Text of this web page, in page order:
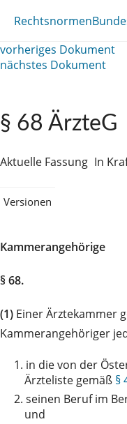
Rechtsnormen
vorheriges Dokument
nächstes Dokument
§ 68 ÄrzteG
Aktuelle Fassung In
Versionen
Kammerangehörige
§ 68.
(1) Einer Ärztekammer
Kammerangehöriger
1. in die von der
Ärzteliste gemäß §
2. seinen Beruf im
und